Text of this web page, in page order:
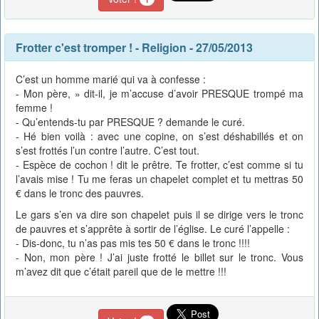
Frotter c'est tromper ! - Religion - 27/05/2013
C’est un homme marié qui va à confesse :
- Mon père, » dit-il, je m’accuse d’avoir PRESQUE trompé ma
femme !
- Qu’entends-tu par PRESQUE ? demande le curé.
- Hé bien voilà : avec une copine, on s’est déshabillés et on
s’est frottés l’un contre l’autre. C’est tout.
- Espèce de cochon ! dit le prêtre. Te frotter, c’est comme si tu
l’avais mise ! Tu me feras un chapelet complet et tu mettras 50
€ dans le tronc des pauvres.
Le gars s’en va dire son chapelet puis il se dirige vers le tronc
de pauvres et s’apprête à sortir de l’église. Le curé l’appelle :
- Dis-donc, tu n’as pas mis tes 50 € dans le tronc !!!!
- Non, mon père ! J’ai juste frotté le billet sur le tronc. Vous
m’avez dit que c’était pareil que de le mettre !!!